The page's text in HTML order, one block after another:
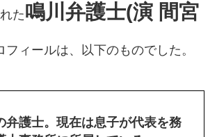
た鳴川弁護士(演 間宮
フィールは、以下のものでした。
弁護士。現在は息子が代表を務